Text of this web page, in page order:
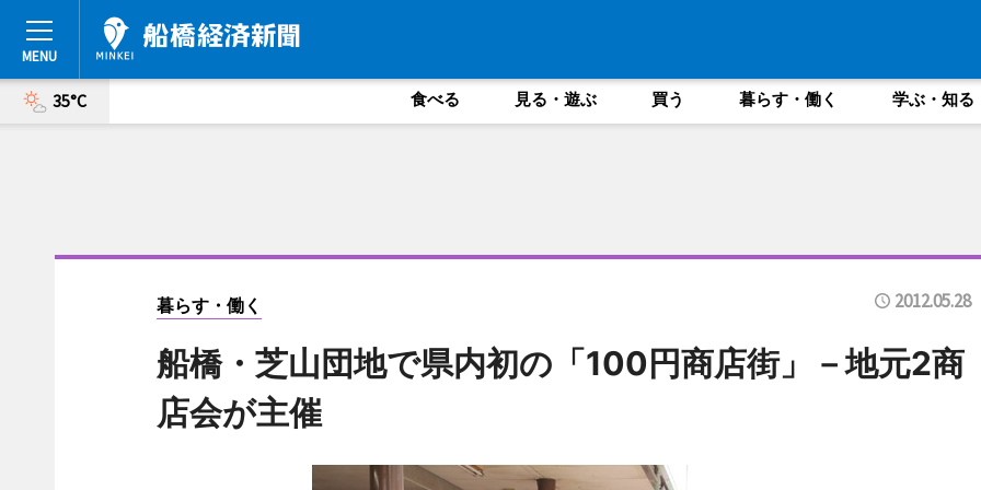
35°C 食べる 見る・遊ぶ 買う 暮らす・働く 学ぶ・知る
暮らす・働く 2012.05.28
船橋・芝山団地で県内初の「100円商店街」－地元2商
店会が主催